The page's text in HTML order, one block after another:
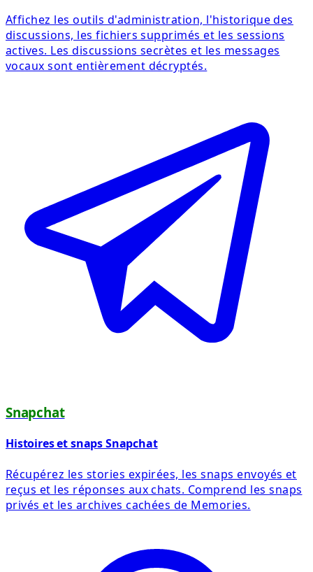
Affichez les outils d'administration, l'historique des
discussions, les fichiers supprimés et les sessions
actives. Les discussions secrètes et les messages
vocaux sont entièrement décryptés.
Snapchat
Histoires et snaps Snapchat
Récupérez les stories expirées, les snaps envoyés et
reçus et les réponses aux chats. Comprend les snaps
privés et les archives cachées de Memories.